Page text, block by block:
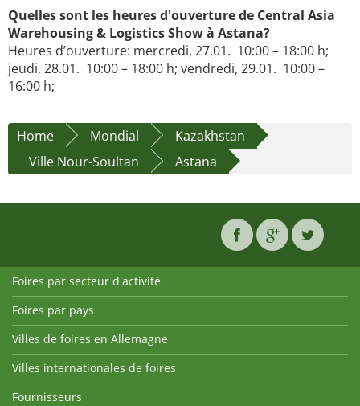
Quelles sont les heures d'ouverture de Central Asia
Warehousing & Logistics Show à Astana?
Heures d’ouverture: mercredi, 27.01. 10:00 – 18:00 h;
jeudi, 28.01. 10:00 – 18:00 h; vendredi, 29.01. 10:00 –
16:00 h;
Home Mondial
Kazakhstan
Ville Nour-Soultan
Astana
Foires par secteur d'activité
Foires par pays
Villes de foires en Allemagne
Villes internationales de foires
Fournisseurs